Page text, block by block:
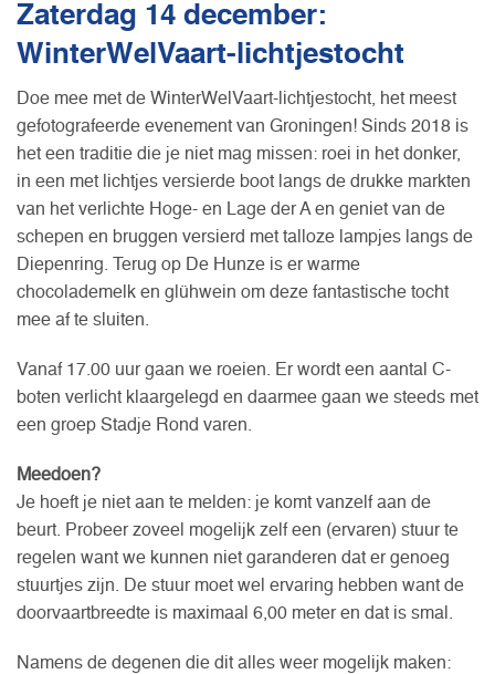
Zaterdag 14 december:
WinterWelVaart-lichtjestocht
Doe mee met de WinterWelVaart-lichtjestocht, het meest
gefotografeerde evenement van Groningen! Sinds 2018 is
het een traditie die je niet mag missen: roei in het donker,
in een met lichtjes versierde boot langs de drukke markten
van het verlichte Hoge- en Lage der A en geniet van de
schepen en bruggen versierd met talloze lampjes langs de
Diepenring. Terug op De Hunze is er warme
chocolademelk en glühwein om deze fantastische tocht
mee af te sluiten.
Vanaf 17.00 uur gaan we roeien. Er wordt een aantal C-
boten verlicht klaargelegd en daarmee gaan we steeds met
een groep Stadje Rond varen.
Meedoen?
Je hoeft je niet aan te melden: je komt vanzelf aan de
beurt. Probeer zoveel mogelijk zelf een (ervaren) stuur te
regelen want we kunnen niet garanderen dat er genoeg
stuurtjes zijn. De stuur moet wel ervaring hebben want de
doorvaartbreedte is maximaal 6,00 meter en dat is smal.
Namens de degenen die dit alles weer mogelijk maken: